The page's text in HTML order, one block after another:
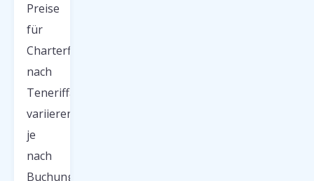
Preise
für
Charterflüge
nach
Teneriffa
variieren
je
nach
Buchungszeitpunkt